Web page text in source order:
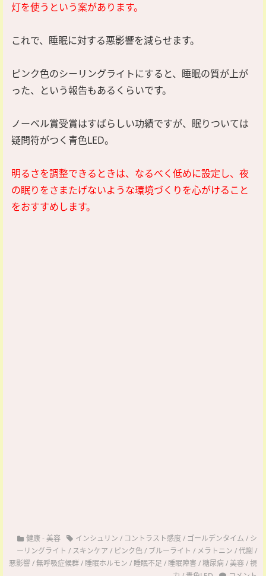
灯を使うという案があります。
これで、睡眠に対する悪影響を減らせます。
ピンク色のシーリングライトにすると、睡眠の質が上が
った、という報告もあるくらいです。
ノーベル賞受賞はすばらしい功績ですが、眠りついては
疑問符がつく青色LED。
明るさを調整できるときは、なるべく低めに設定し、夜
の眠りをさまたげないような環境づくりを心がけること
をおすすめします。
健康-美容 インシュリン / コントラスト感度 / ゴールデンタイム / シ
ーリングライト / スキンケア / ピンク色/ ブルーライト / メラトニン /代謝/
悪影響/無呼吸症候群/ 睡眠ホルモン / 睡眠不足 / 睡眠障害 /糖尿病/美容/視